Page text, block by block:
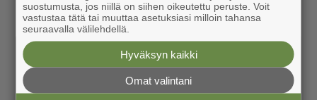
suostumusta, jos niillä on siihen oikeutettu peruste. Voit
vastustaa tätä tai muuttaa asetuksiasi milloin tahansa
seuraavalla välilehdellä.
Hyväksyn kaikki
Omat valintani